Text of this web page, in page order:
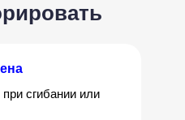
сгибании или